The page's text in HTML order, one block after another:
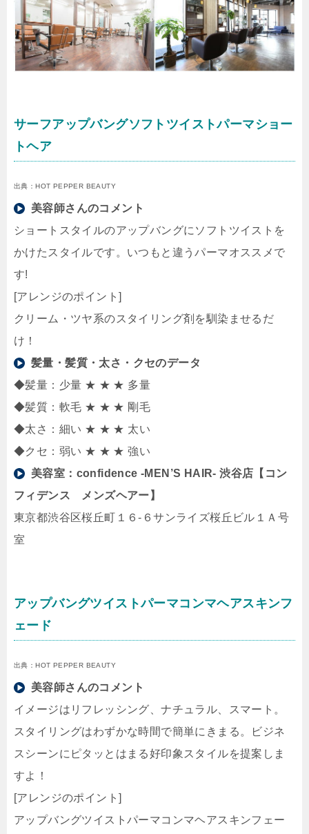
サーフアップバングソフトツイストパーマショー
トヘア
出典：HOT PEPPER BEAUTY
美容師さんのコメント
ショートスタイルのアップバングにソフトツイストを
かけたスタイルです。いつもと違うパーマオススメで
す!
[アレンジのポイント]
クリーム・ツヤ系のスタイリング剤を馴染ませるだ
け！
髪量・髪質・太さ・クセのデータ
◆髪量：少量 ★ ★ ★ 多量
◆髪質：軟毛 ★ ★ ★ 剛毛
◆太さ：細い ★ ★ ★ 太い
◆クセ：弱い ★ ★ ★ 強い
美容室： confidence -MEN’S HAIR- 渋谷店【コン
フィデンス メンズヘアー】
東京都渋谷区桜丘町１６-６サンライズ桜丘ビル１Ａ号
室
アップバングツイストパーマコンマヘアスキンフ
ェード
出典：HOT PEPPER BEAUTY
美容師さんのコメント
イメージはリフレッシング、ナチュラル、スマート。
スタイリングはわずかな時間で簡単にきまる。ビジネ
スシーンにピタッとはまる好印象スタイルを提案しま
すよ！
[アレンジのポイント]
アップバングツイストパーマコンマヘアスキンフェー